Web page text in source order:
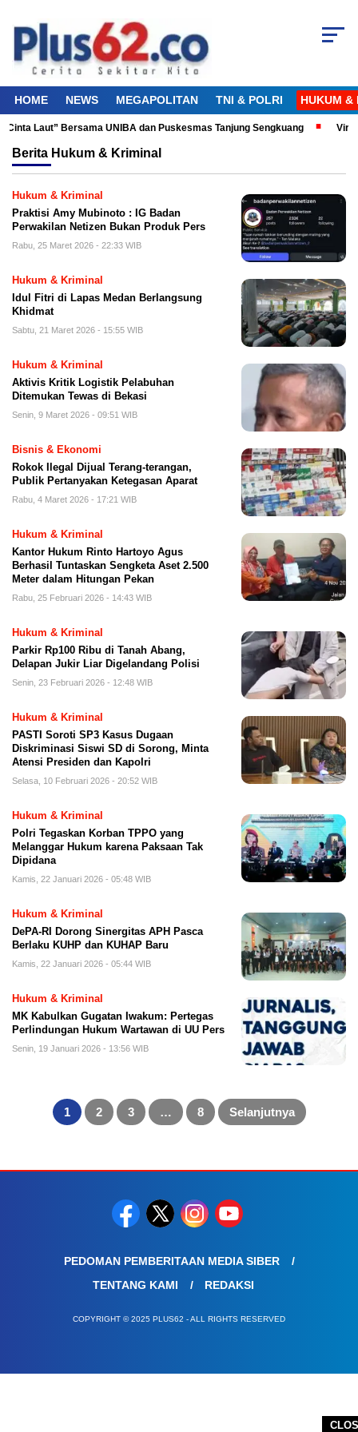
HOME NEWS MEGAPOLITAN TNI & POLRI HUKUM &
Laut” Bersama UNIBA dan Puskesmas Tanjung Sengkuang
Berita Hukum & Kriminal
Hukum & Kriminal
Praktisi Amy Mubinoto : IG Badan
Perwakilan Netizen Bukan Produk Pers
Rabu, 25 Maret 2026 - 22:33 WIB
Hukum & Kriminal
Idul Fitri di Lapas Medan Berlangsung
Khidmat
Sabtu, 21 Maret 2026 - 15:55 WIB
Hukum & Kriminal
Aktivis Kritik Logistik Pelabuhan
Ditemukan Tewas di Bekasi
Senin, 9 Maret 2026 - 09:51 WIB
Bisnis & Ekonomi
Rokok Ilegal Dijual Terang-terangan,
Publik Pertanyakan Ketegasan Aparat
Rabu, 4 Maret 2026 - 17:21 WIB
Hukum & Kriminal
Kantor Hukum Rinto Hartoyo Agus
Berhasil Tuntaskan Sengketa Aset 2.500
Meter dalam Hitungan Pekan
Rabu, 25 Februari 2026 - 14:43 WIB
Hukum & Kriminal
Parkir Rp100 Ribu di Tanah Abang,
Delapan Jukir Liar Digelandang Polisi
Senin, 23 Februari 2026 - 12:48 WIB
Hukum & Kriminal
PASTI Soroti SP3 Kasus Dugaan
Diskriminasi Siswi SD di Sorong, Minta
Atensi Presiden dan Kapolri
Selasa, 10 Februari 2026 - 20:52 WIB
Hukum & Kriminal
Polri Tegaskan Korban TPPO yang
Melanggar Hukum karena Paksaan Tak
Dipidana
Kamis, 22 Januari 2026 - 05:48 WIB
Hukum & Kriminal
DePA-RI Dorong Sinergitas APH Pasca
Berlaku KUHP dan KUHAP Baru
Kamis, 22 Januari 2026 - 05:44 WIB
Hukum & Kriminal
MK Kabulkan Gugatan Iwakum: Pertegas
Perlindungan Hukum Wartawan di UU Pers
Senin, 19 Januari 2026 - 13:56 WIB
Paginasi
pos 1 2 3 … 8 Selanjutnya
PEDOMAN PEMBERITAAN MEDIA SIBER
TENTANG KAMI
REDAKSI
COPYRIGHT © 2025 PLUS62 - ALL RIGHTS RESERVED